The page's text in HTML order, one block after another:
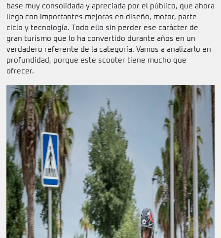
base muy consolidada y apreciada por el público, que ahora
llega con importantes mejoras en diseño, motor, parte
ciclo y tecnología. Todo ello sin perder ese carácter de
gran turismo que lo ha convertido durante años en un
verdadero referente de la categoría. Vamos a analizarlo en
profundidad, porque este scooter tiene mucho que
ofrecer.